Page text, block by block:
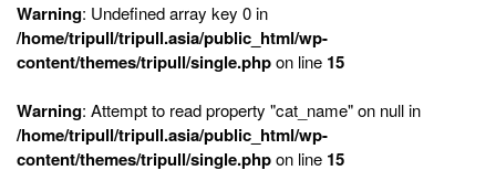
Warning: Undefined array key 0 in
/home/tripull/tripull.asia/public_html/wp-
content/themes/tripull/single.phpon line 15
Warning: Attempt to read property "cat_name" on null in
/home/tripull/tripull.asia/public_html/wp-
content/themes/tripull/single.phpon line 15